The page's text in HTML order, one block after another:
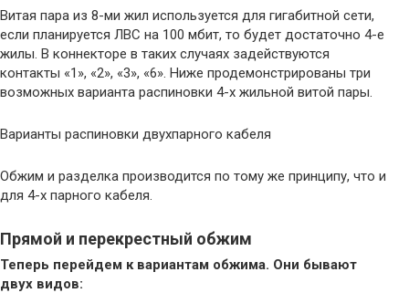
Витая пара из 8-ми жил используется для гигабитной сети,
если планируется ЛВС на 100 мбит, то будет достаточно 4-е
жилы. В коннекторе в таких случаях задействуются
контакты «1», «2», «3», «6». Ниже продемонстрированы три
возможных варианта распиновки 4-х жильной витой пары.
Варианты распиновки двухпарного кабеля
Обжим и разделка производится по тому же принципу, что и
для 4-х парного кабеля.
Прямой и перекрестный обжим
Теперь перейдем к вариантам обжима. Они бывают
двух видов: